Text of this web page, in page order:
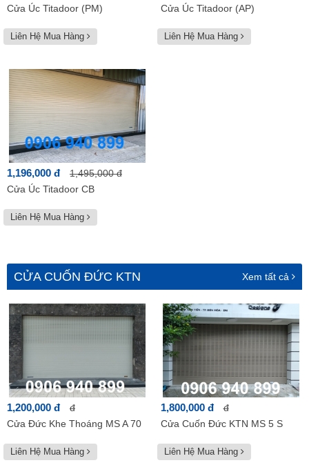
Cửa Úc Titadoor (PM)
Liên Hệ Mua Hàng
Cửa Úc Titadoor (AP)
Liên Hệ Mua Hàng
1,196,000 đ
1,495,000 đ
Cửa Úc Titadoor CB
Liên Hệ Mua Hàng
CỬA CUỐN ĐỨC KTN Xem tất cả
1,200,000 đ
đ
Cửa Đức Khe Thoáng MS A 70
Liên Hệ Mua Hàng
1,800,000 đ
đ
Cửa Cuốn Đức KTN MS 5 S
Liên Hệ Mua Hàng